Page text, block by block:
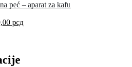
peć – aparat za kafu
рсд